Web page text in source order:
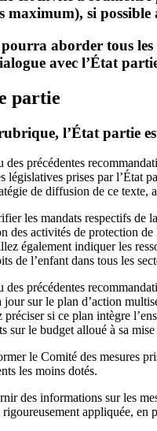
maximum), si
aborder tous les
avec l’État
partie
l’État partie
des précédentes
législatives prises par l’État
de diffusion de ce texte,
les mandats respectifs de
des activités de protection
également indiquer les
de l’enfant dans tous les
des précédentes
sur le plan d’action
si ce plan intègre
sur le budget alloué à sa
le Comité des mesures
les moins dotés.
des informations sur les
appliquée, en